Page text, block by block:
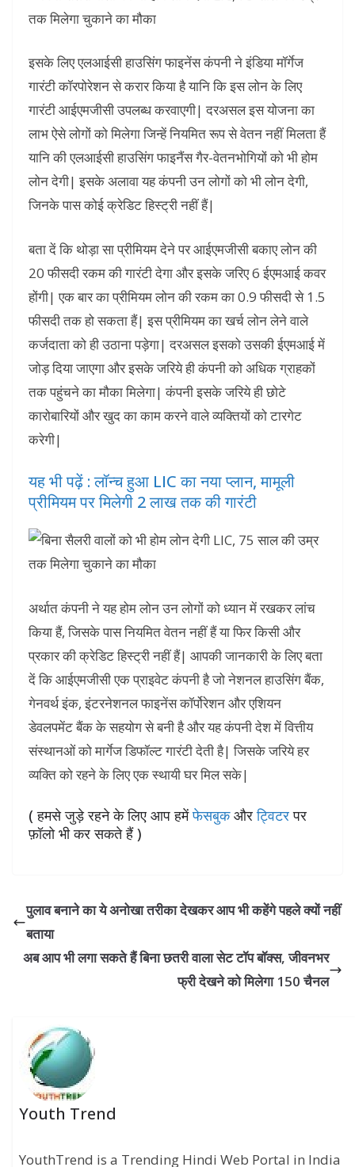
इसके लिए एलआईसी हाउसिंग फाइनेंस कंपनी ने इंडिया मॉर्गेज
गारंटी कॉरपोरेशन से करार किया है यानि कि इस लोन के लिए
गारंटी आईएमजीसी उपलब्ध करवाएगी| दरअसल इस योजना का
लाभ ऐसे लोगों को मिलेगा जिन्हें नियमित रूप से वेतन नहीं मिलता हैं
यानि की एलआईसी हाउसिंग फाइनैंस गैर-वेतनभोगियों को भी होम
लोन देगी| इसके अलावा यह कंपनी उन लोगों को भी लोन देगी,
जिनके पास कोई क्रेडिट हिस्ट्री नहीं हैं|
बता दें कि थोड़ा सा प्रीमियम देने पर आईएमजीसी बकाए लोन की
20 फीसदी रकम की गारंटी देगा और इसके जरिए 6 ईएमआई कवर
होंगी| एक बार का प्रीमियम लोन की रकम का 0.9 फीसदी से 1.5
फीसदी तक हो सकता हैं| इस प्रीमियम का खर्च लोन लेने वाले
कर्जदाता को ही उठाना पड़ेगा| दरअसल इसको उसकी ईएमआई में
जोड़ दिया जाएगा और इसके जरिये ही कंपनी को अधिक ग्राहकों
तक पहुंचने का मौका मिलेगा| कंपनी इसके जरिये ही छोटे
कारोबारियों और खुद का काम करने वाले व्यक्तियों को टारगेट
करेगी|
यह भी पढ़ें : लॉन्च हुआ LIC का नया प्लान, मामूली
प्रीमियम पर मिलेगी 2 लाख तक की गारंटी
अर्थात कंपनी ने यह होम लोन उन लोगों को ध्यान में रखकर लांच
किया हैं, जिसके पास नियमित वेतन नहीं हैं या फिर किसी और
प्रकार की क्रेडिट हिस्ट्री नहीं हैं| आपकी जानकारी के लिए बता
दें कि आईएमजीसी एक प्राइवेट कंपनी है जो नेशनल हाउसिंग बैंक,
गेनवर्थ इंक, इंटरनेशनल फाइनेंस कॉर्पोरेशन और एशियन
डेवलपमेंट बैंक के सहयोग से बनी है और यह कंपनी देश में वित्तीय
संस्थानओं को मार्गेज डिफॉल्ट गारंटी देती है| जिसके जरिये हर
व्यक्ति को रहने के लिए एक स्थायी घर मिल सके|
( हमसे जुड़े रहने के लिए आप हमेंफेसबुकऔरट्विटरपर
फ़ॉलो भी कर सकते हैं )
पुलाव बनाने का ये अनोखा तरीका देखकर आप भी कहेंगे पहले क्यों नहीं
बताया
अब आप भी लगा सकते हैं बिना छतरी वाला सेट टॉप बॉक्स, जीवनभर
फ्री देखने को मिलेगा 150 चैनल
Youth Trend
YouthTrend is a Trending Hindi Web Portal in India